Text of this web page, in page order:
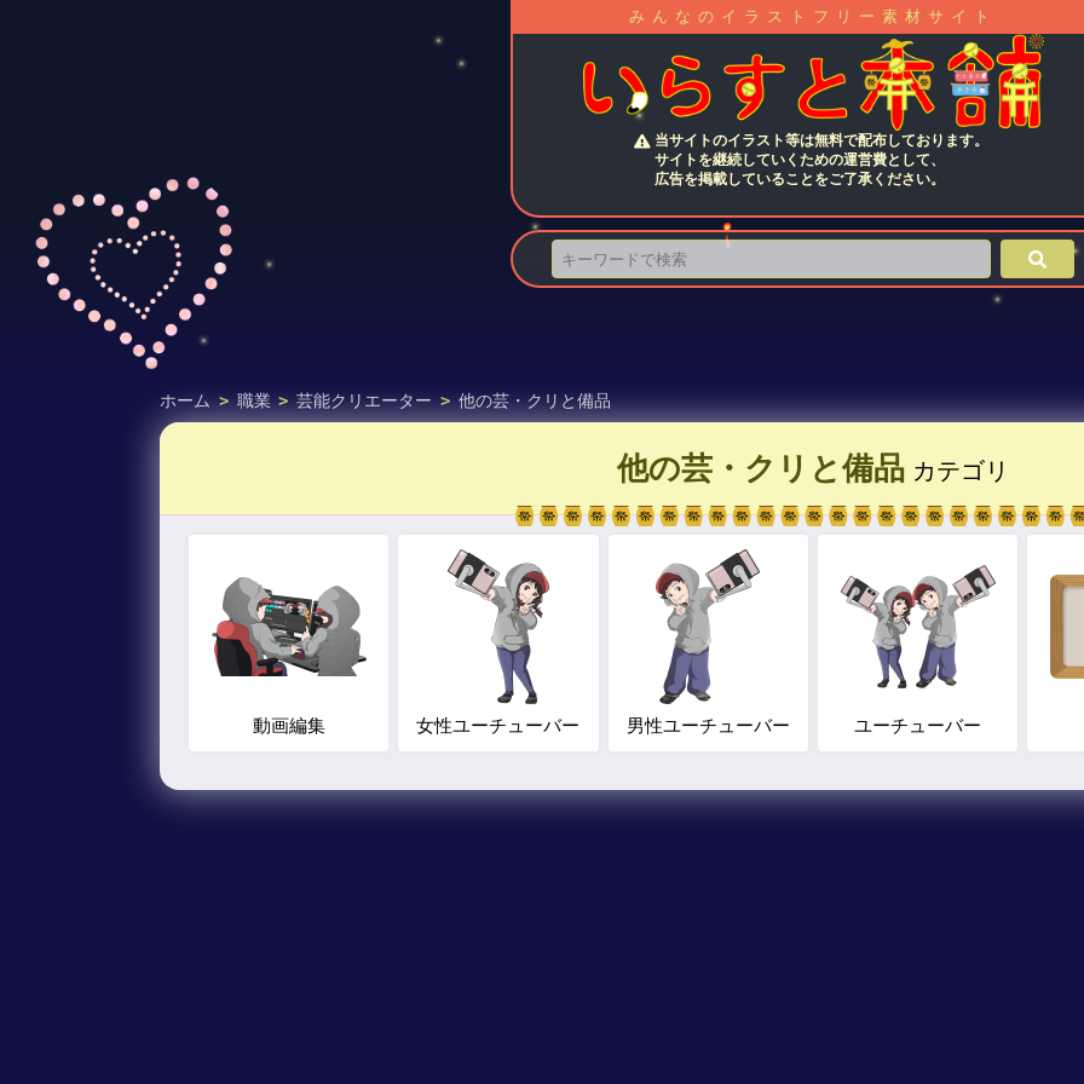
みんなのイラストフリー素材サイト
当サイトのイラスト等は無料で配布しております。
サイトを継続していくための運営費として、
広告を掲載していることをご了承ください。
ホーム > 職業 > 芸能クリエーター > 他の芸・クリと備品
他の芸・クリと備品 カテゴリ
動画編集 女性ユーチューバー 男性ユーチューバー ユーチューバー